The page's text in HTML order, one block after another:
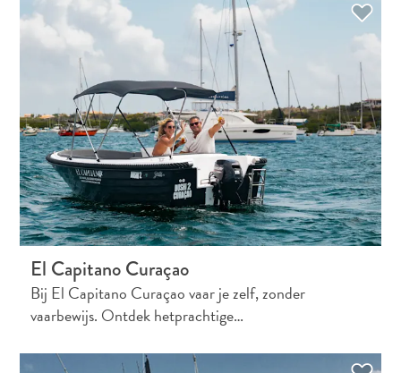
El Capitano Curaçao
Bij El Capitano Curaçao vaar je zelf, zonder
vaarbewijs. Ontdek hetprachtige…